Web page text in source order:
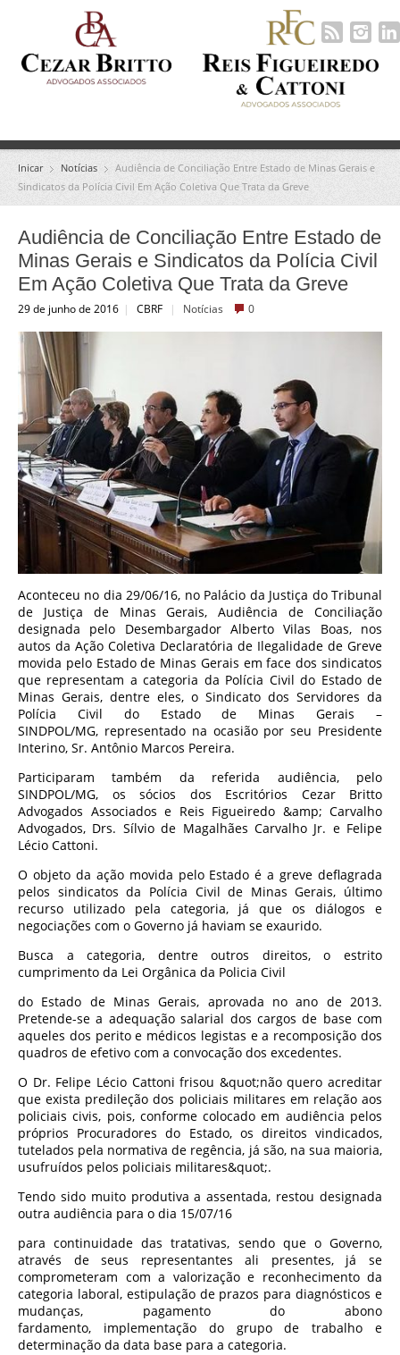
Inicar Notícias
Audiência de Conciliação Entre Estado de Minas Gerais e
Sindicatos da Polícia Civil Em Ação Coletiva Que Trata da Greve
Audiência de Conciliação Entre Estado de
Minas Gerais e Sindicatos da Polícia Civil
Em Ação Coletiva Que Trata da Greve
29 de junho de 2016 | CBRF | Notícias 0
Aconteceu no dia 29/06/16, no Palácio da Justiça do Tribunal
de Justiça de Minas Gerais, Audiência de Conciliação
designada pelo Desembargador Alberto Vilas Boas, nos
autos da Ação Coletiva Declaratória de Ilegalidade de Greve
movida pelo Estado de Minas Gerais em face dos sindicatos
que representam a categoria da Polícia Civil do Estado de
Minas Gerais, dentre eles, o Sindicato dos Servidores da
Polícia Civil do Estado de Minas Gerais –
SINDPOL/MG, representado na ocasião por seu Presidente
Interino, Sr. Antônio Marcos Pereira.
Participaram também da referida audiência, pelo
SINDPOL/MG, os sócios dos Escritórios Cezar Britto
Advogados Associados e Reis Figueiredo &amp; Carvalho
Advogados, Drs. Sílvio de Magalhães Carvalho Jr. e Felipe
Lécio Cattoni.
O objeto da ação movida pelo Estado é a greve deflagrada
pelos sindicatos da Polícia Civil de Minas Gerais, último
recurso utilizado pela categoria, já que os diálogos e
negociações com o Governo já haviam se exaurido.
Busca a categoria, dentre outros direitos, o estrito
cumprimento da Lei Orgânica da Policia Civil
do Estado de Minas Gerais, aprovada no ano de 2013.
Pretende-se a adequação salarial dos cargos de base com
aqueles dos perito e médicos legistas e a recomposição dos
quadros de efetivo com a convocação dos excedentes.
O Dr. Felipe Lécio Cattoni frisou &quot;não quero acreditar
que exista predileção dos policiais militares em relação aos
policiais civis, pois, conforme colocado em audiência pelos
próprios Procuradores do Estado, os direitos vindicados,
tutelados pela normativa de regência, já são, na sua maioria,
usufruídos pelos policiais militares&quot;.
Tendo sido muito produtiva a assentada, restou designada
outra audiência para o dia 15/07/16
para continuidade das tratativas, sendo que o Governo,
através de seus representantes ali presentes, já se
comprometeram com a valorização e reconhecimento da
categoria laboral, estipulação de prazos para diagnósticos e
mudanças, pagamento do abono
fardamento, implementação do grupo de trabalho e
determinação da data base para a categoria.